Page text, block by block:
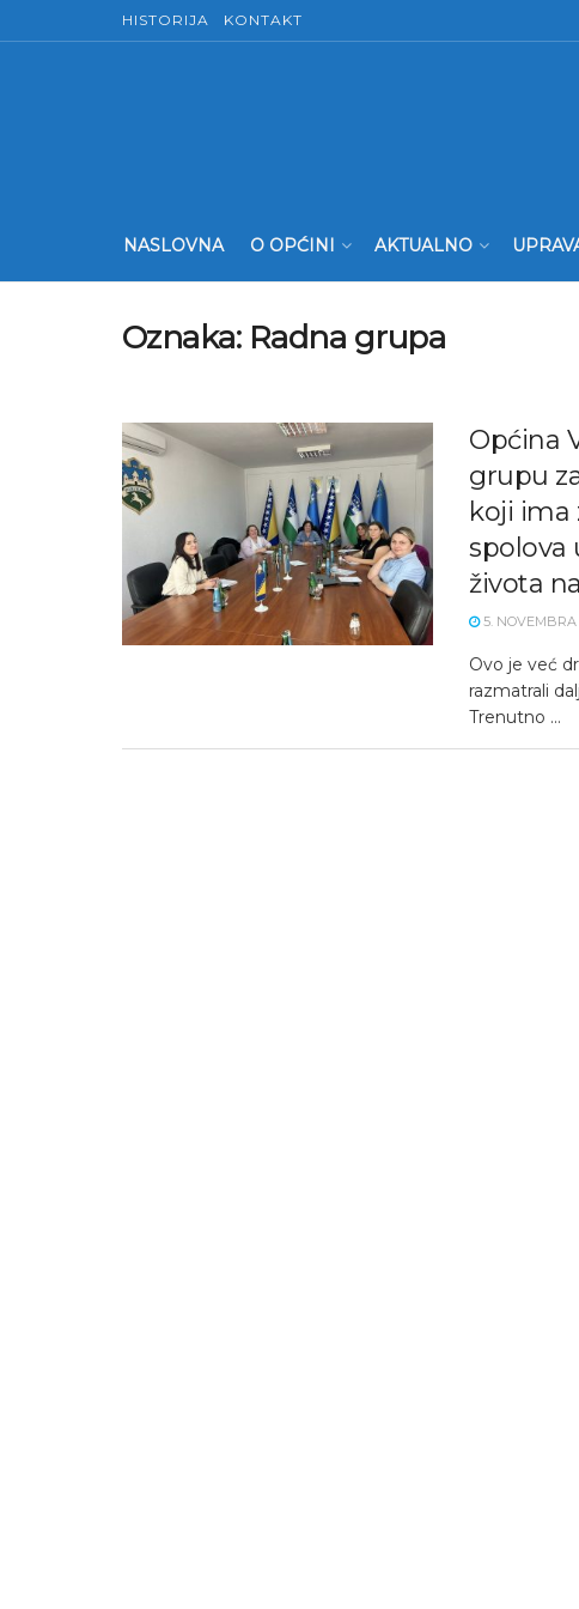
HISTORIJA KONTAKT
NASLOVNA O OPĆINI AKTUALNO
Oznaka: Radna grupa
Općina
grupu
koji ima
spolova
života
5. NOVEMBRA
Ovo je već
razmatrali
Trenutno ...